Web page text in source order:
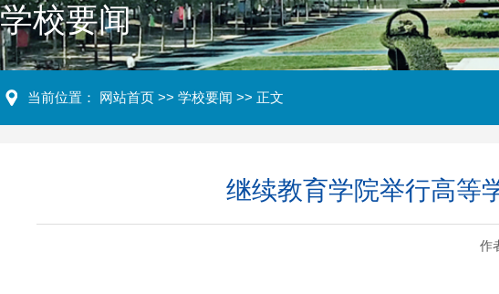
学校要闻
当前位置： 网站首页 >> 学校要闻 >> 正文
继续教育学院举行高等
作